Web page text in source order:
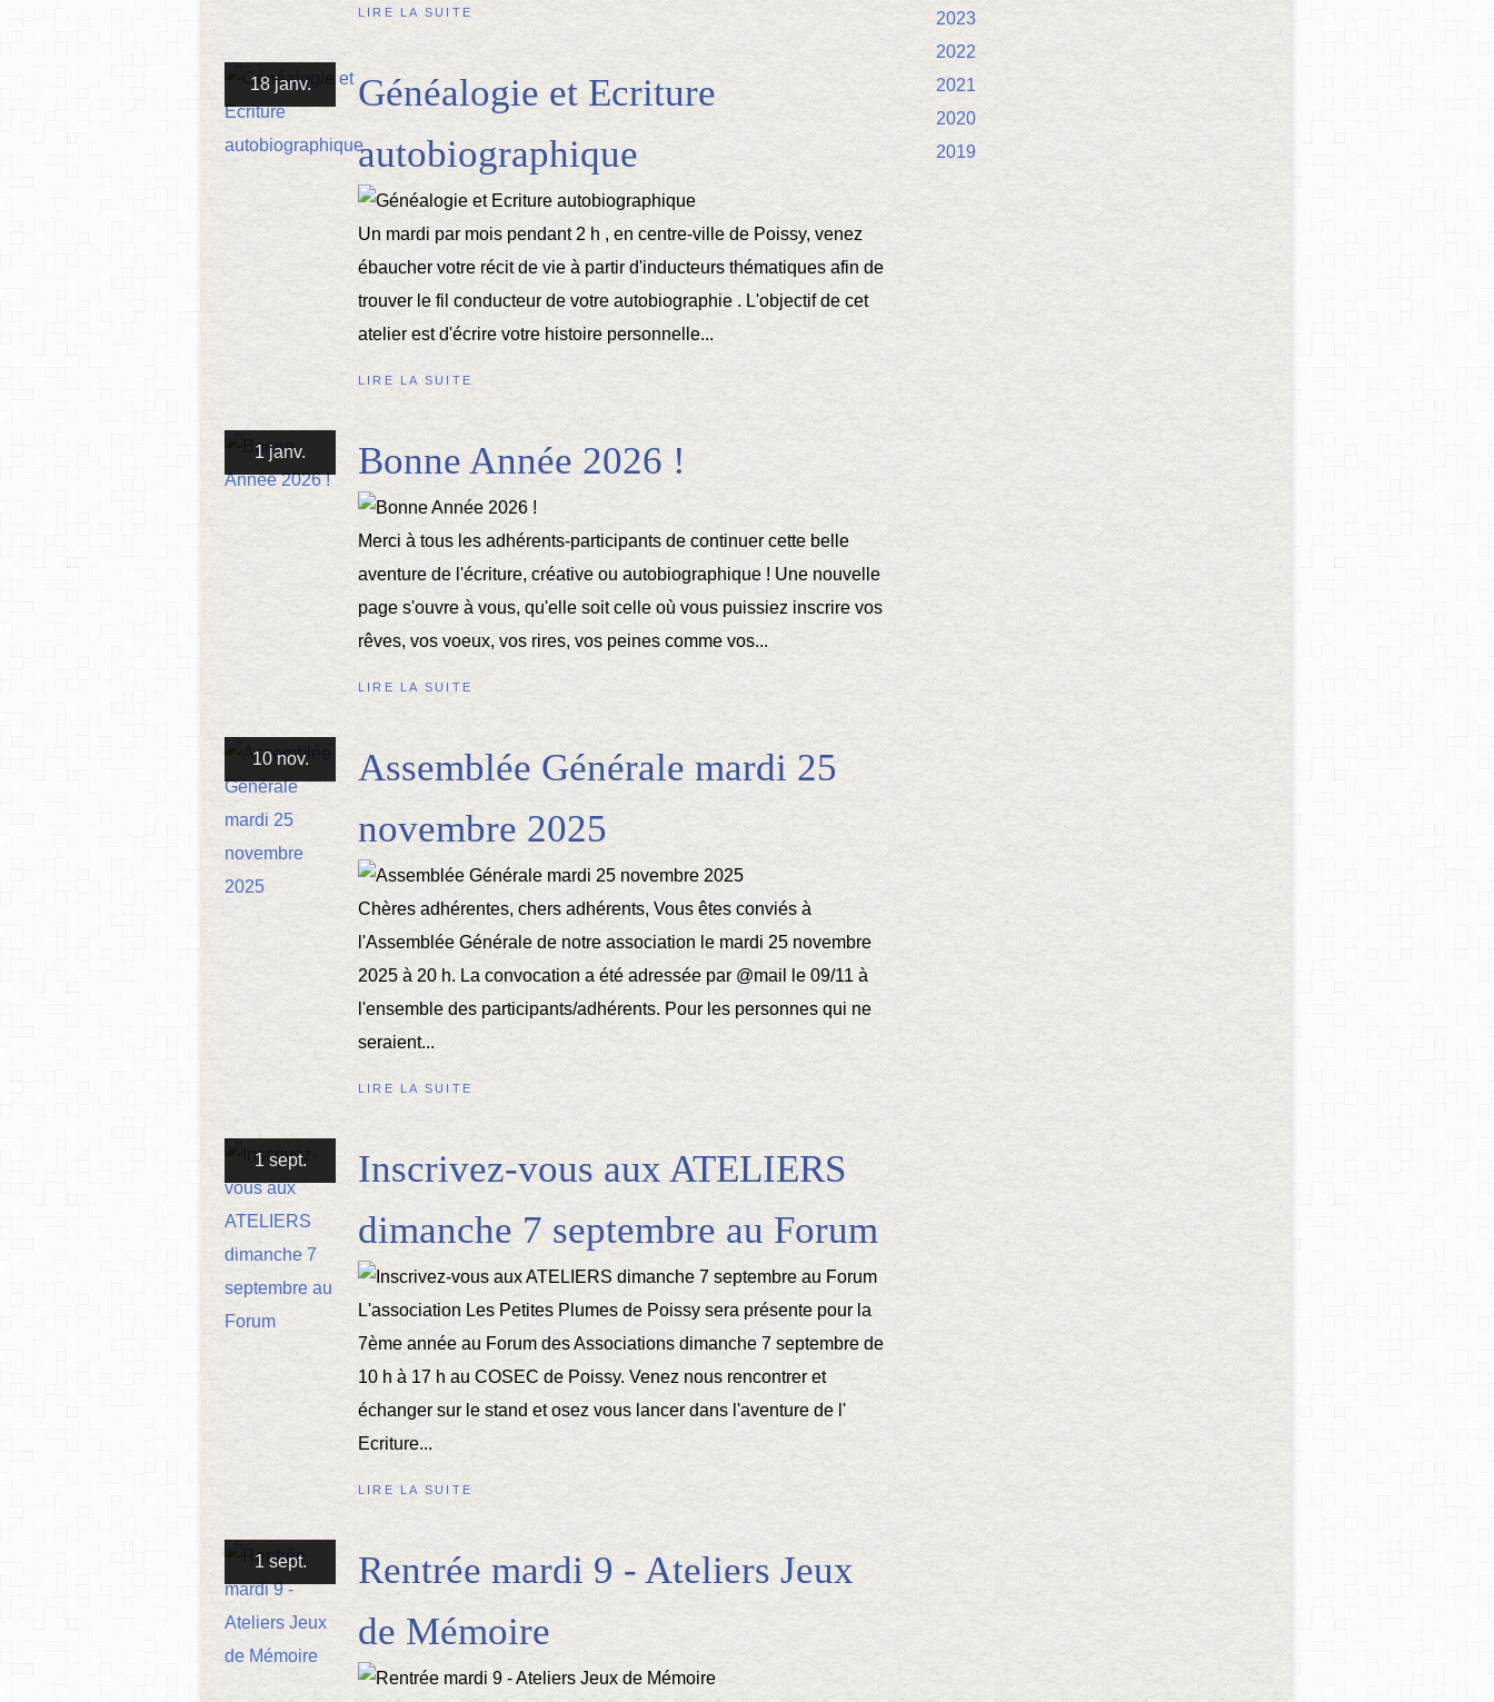
LIRE LA SUITE
18 janv.
Généalogie et Ecriture
autobiographique
Un mardi par mois pendant 2 h , en centre-ville de Poissy, venez
ébaucher votre récit de vie à partir d'inducteurs thématiques afin de
trouver le fil conducteur de votre autobiographie . L'objectif de cet
atelier est d'écrire votre histoire personnelle...
LIRE LA SUITE
1 janv. Bonne Année 2026 !
Merci à tous les adhérents-participants de continuer cette belle
aventure de l'écriture, créative ou autobiographique ! Une nouvelle
page s'ouvre à vous, qu'elle soit celle où vous puissiez inscrire vos
rêves, vos voeux, vos rires, vos peines comme vos...
LIRE LA SUITE
10 nov.
Assemblée Générale mardi 25
novembre 2025
Chères adhérentes, chers adhérents, Vous êtes conviés à
l'Assemblée Générale de notre association le mardi 25 novembre
2025 à 20 h. La convocation a été adressée par @mail le 09/11 à
l'ensemble des participants/adhérents. Pour les personnes qui ne
seraient...
LIRE LA SUITE
1 sept.
Inscrivez-vous aux ATELIERS
dimanche 7 septembre au Forum
L'association Les Petites Plumes de Poissy sera présente pour la
7ème année au Forum des Associations dimanche 7 septembre de
10 h à 17 h au COSEC de Poissy. Venez nous rencontrer et
échanger sur le stand et osez vous lancer dans l'aventure de l'
Ecriture...
LIRE LA SUITE
1 sept.
Rentrée mardi 9 - Ateliers Jeux
de Mémoire
2023
2022
2021
2020
2019